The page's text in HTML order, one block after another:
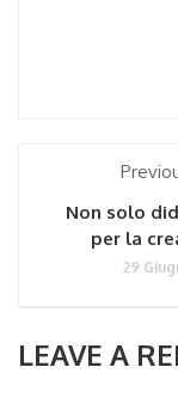
Non solo
per la
29
LEAVE A